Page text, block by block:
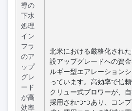
導の
下水
処理
イン
フラ
のア
ップ
グレ
ード
が高
効率
北米における厳格化され
設アップグレードへの資
ルギー型エアレーション
っています。高効率で信
クリュー式ブロワーが、
採用されつつあり、コン